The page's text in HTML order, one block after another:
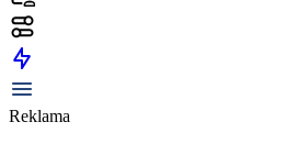
Reklama